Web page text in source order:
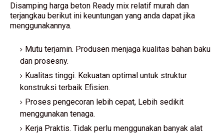
Disamping harga beton Ready mix relatif murah dan
terjangkau berikut ini keuntungan yang anda dapat jika
menggunakannya.
Mutu terjamin. Produsen menjaga kualitas bahan baku
dan prosesny.
Kualitas tinggi. Kekuatan optimal untuk struktur
konstruksi terbaik Efisien.
Proses pengecoran lebih cepat, Lebih sedikit
menggunakan tenaga.
Kerja Praktis. Tidak perlu menggunakan banyak alat